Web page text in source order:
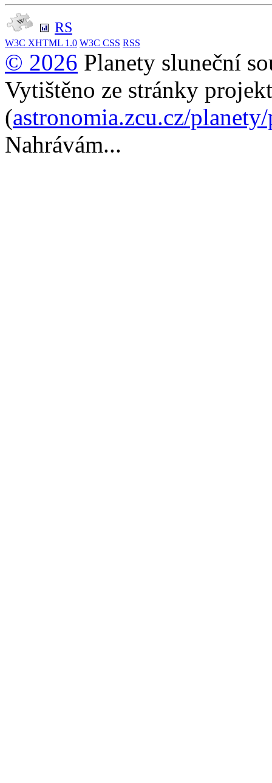
RS
W3C XHTML 1.0 W3C CSS RSS
© 2026 Planety sluneční
Vytištěno ze stránky
(astronomia.zcu.cz/
Nahrávám...